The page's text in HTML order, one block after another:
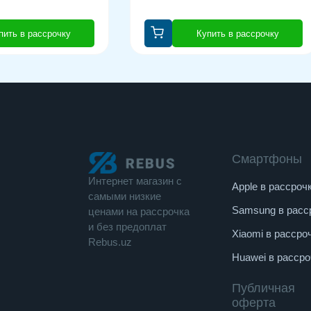
в рассрочку Купить в рассрочку
Интернет магазин c
cамыми низкие
ценами на рассрочка
и без предоплат
Rebus.uz
Смартфоны
Apple в
Samsung в
Xiaomi в
Huawei в
Публичная
оферта